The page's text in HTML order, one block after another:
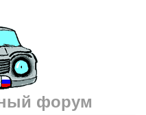
форум